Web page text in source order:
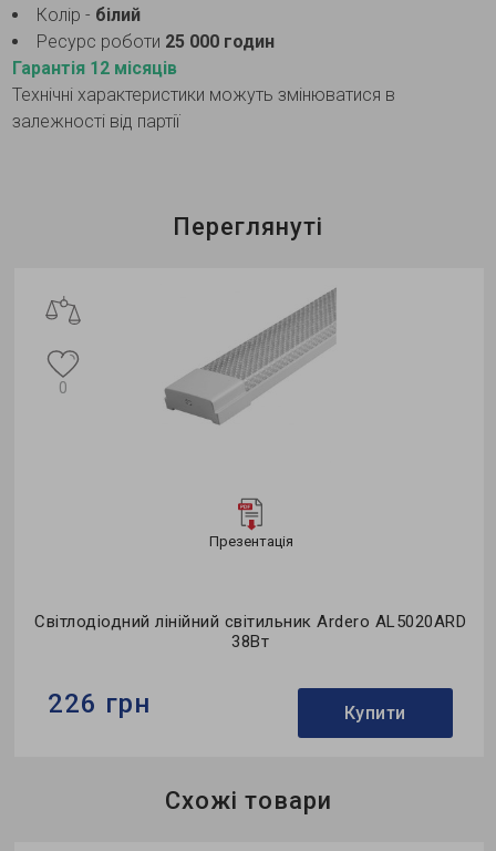
Колір - білий
Ресурс роботи 25 000 годин
Гарантія 12 місяців
Технічні характеристики можуть змінюватися в
залежності від партії
Переглянуті
Презентація
Світлодіодний лінійний світильник Ardero AL5020ARD
38Вт
0
226 грн Купити
Схожі товари